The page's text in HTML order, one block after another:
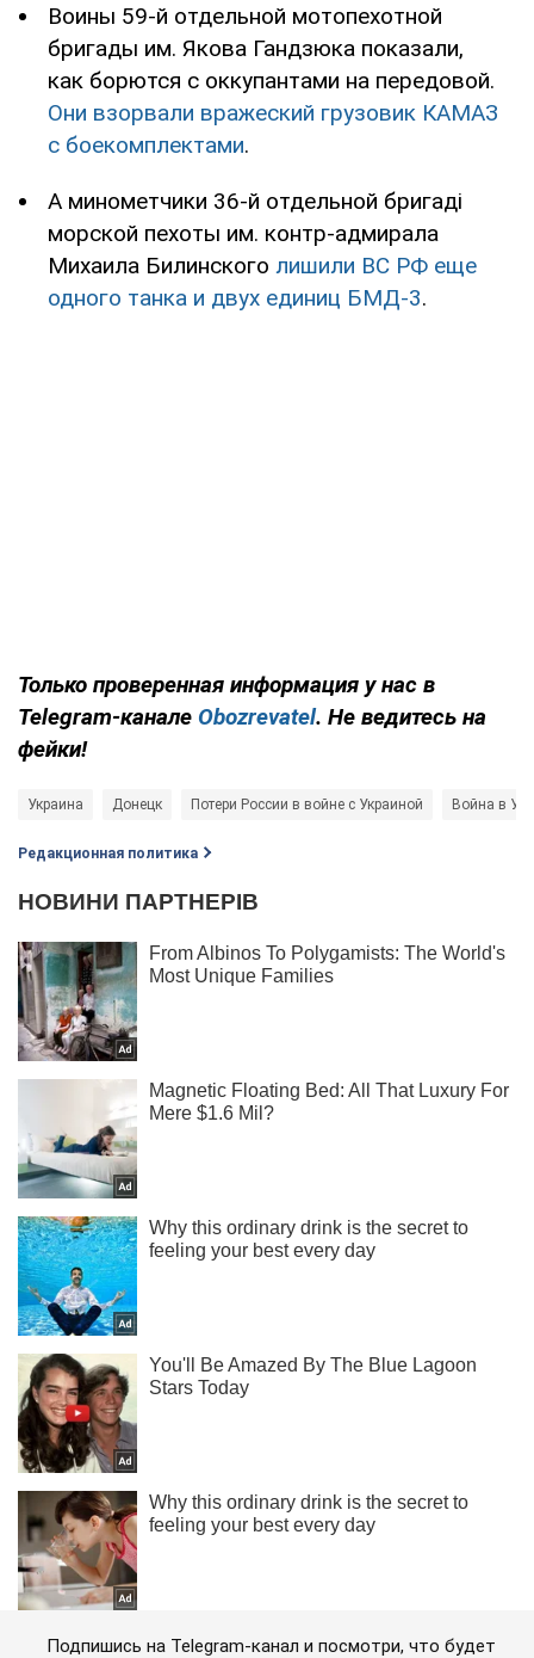
Воины 59-й отдельной мотопехотной
бригады им. Якова Гандзюка показали,
как борются с оккупантами на передовой.
Они взорвали вражеский грузовик КАМАЗ
с боекомплектами.
А минометчики 36-й отдельной бригаді
морской пехоты им. контр-адмирала
Михаила Билинского лишили ВС РФ еще
одного танка и двух единиц БМД-3.
Только проверенная информация у нас в
Telegram-канале Obozrevatel. Не ведитесь на
фейки!
Украина Донецк Потери России в войне с Украиной Война в
Редакционная политика
Подпишись на Telegram-канал и посмотри, что будет